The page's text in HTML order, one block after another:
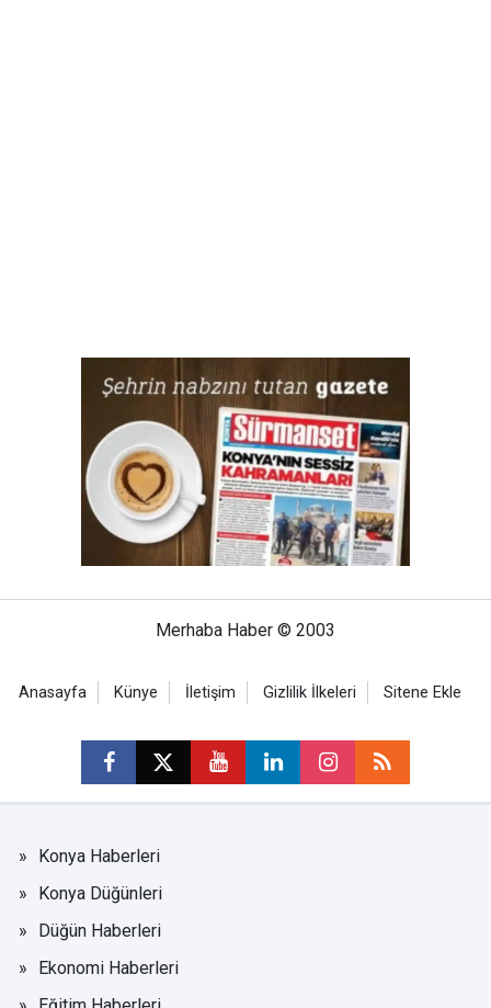
Merhaba Haber © 2003
Anasayfa Künye İletişim Gizlilik İlkeleri Sitene Ekle
Konya Haberleri
Konya Düğünleri
Düğün Haberleri
Ekonomi Haberleri